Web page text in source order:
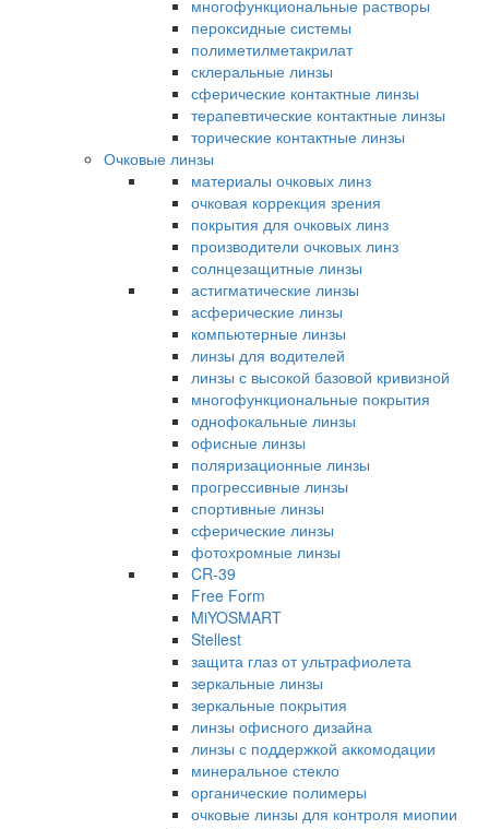
многофункциональные растворы
пероксидные системы
полиметилметакрилат
склеральные линзы
сферические контактные линзы
терапевтические контактные линзы
торические контактные линзы
Очковые линзы
материалы очковых линз
очковая коррекция зрения
покрытия для очковых линз
производители очковых линз
солнцезащитные линзы
астигматические линзы
асферические линзы
компьютерные линзы
линзы для водителей
линзы с высокой базовой кривизной
многофункциональные покрытия
однофокальные линзы
офисные линзы
поляризационные линзы
прогрессивные линзы
спортивные линзы
сферические линзы
фотохромные линзы
CR-39
Free Form
MiYOSMART
Stellest
защита глаз от ультрафиолета
зеркальные линзы
зеркальные покрытия
линзы офисного дизайна
линзы с поддержкой аккомодации
минеральное стекло
органические полимеры
очковые линзы для контроля миопии